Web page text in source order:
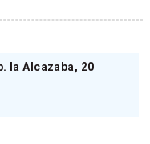
la Alcazaba, 20